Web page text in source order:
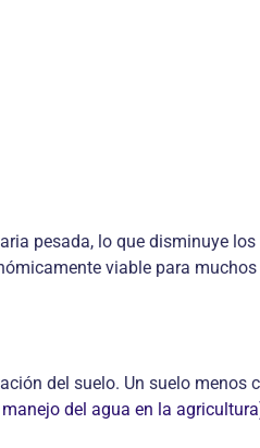
pesada, lo que disminuye
viable para
del suelo. Un suelo
del agua en la